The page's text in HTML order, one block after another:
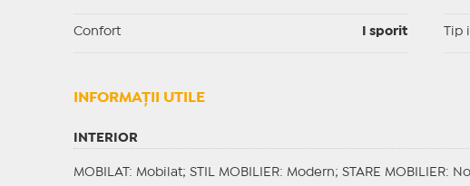
Confort I sporit Tip
INFORMAŢII UTILE
INTERIOR
MOBILAT : Mobilat; STIL MOBILIER: Modern; STARE MOBILIER: